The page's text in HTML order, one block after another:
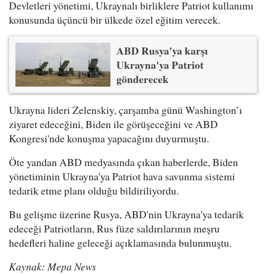
Devletleri yönetimi, Ukraynalı birliklere Patriot kullanımı
konusunda üçüncü bir ülkede özel eğitim verecek.
ABD Rusya'ya karşı
Ukrayna'ya Patriot
gönderecek
Ukrayna lideri Zelenskiy, çarşamba günü Washington’ı
ziyaret edeceğini, Biden ile görüşeceğini ve ABD
Kongresi'nde konuşma yapacağını duyurmuştu.
Öte yandan ABD medyasında çıkan haberlerde, Biden
yönetiminin Ukrayna'ya Patriot hava savunma sistemi
tedarik etme planı olduğu bildiriliyordu.
Bu gelişme üzerine Rusya, ABD'nin Ukrayna'ya tedarik
edeceği Patriotların, Rus füze saldırılarının meşru
hedefleri haline geleceği açıklamasında bulunmuştu.
Kaynak: Mepa News